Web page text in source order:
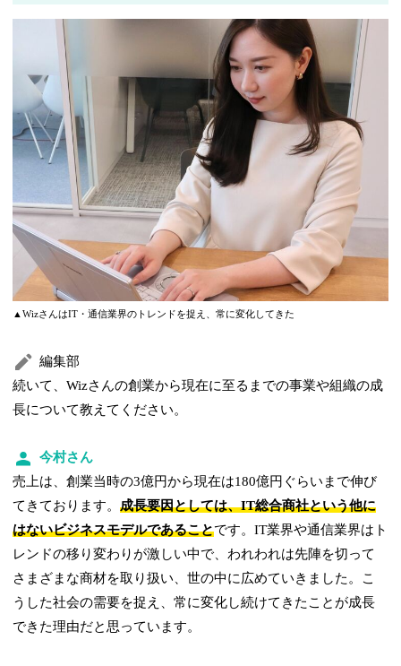
▲WizさんはIT・通信業界のトレンドを捉え、常に変化してきた
編集部
続いて、Wizさんの創業から現在に至るまでの事業や組織の成
長について教えてください。
今村さん
売上は、創業当時の3億円から現在は180億円ぐらいまで伸び
てきております。成長要因としては、IT総合商社という他に
はないビジネスモデルであることです。IT業界や通信業界はト
レンドの移り変わりが激しい中で、われわれは先陣を切って
さまざまな商材を取り扱い、世の中に広めていきました。こ
うした社会の需要を捉え、常に変化し続けてきたことが成長
できた理由だと思っています。